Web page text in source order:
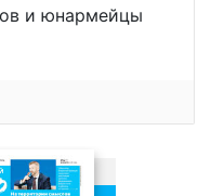
и юнармейцы